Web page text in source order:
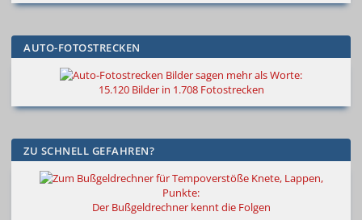
AUTO-FOTOSTRECKEN
Bilder sagen mehr als Worte:
15.120 Bilder in 1.708 Fotostrecken
ZU SCHNELL GEFAHREN?
Knete, Lappen,
Punkte:
Der Bußgeldrechner kennt die Folgen